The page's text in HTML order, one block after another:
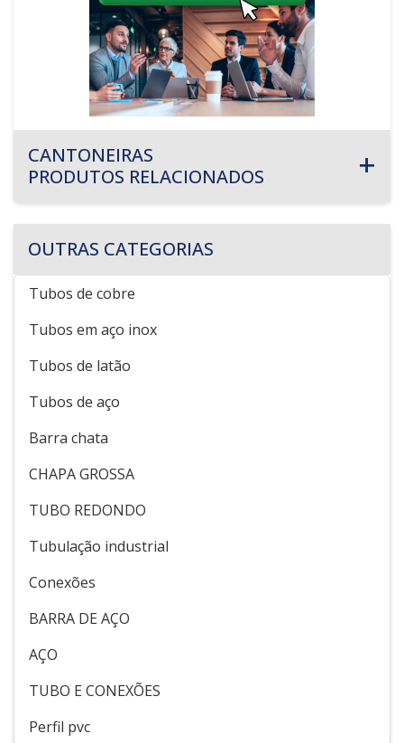
CANTONEIRAS
PRODUTOS RELACIONADOS
OUTRAS CATEGORIAS
Tubos de cobre
Tubos em aço inox
Tubos de latão
Tubos de aço
Barra chata
CHAPA GROSSA
TUBO REDONDO
Tubulação industrial
Conexões
BARRA DE AÇO
AÇO
TUBO E CONEXÕES
Perfil pvc